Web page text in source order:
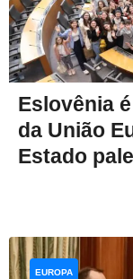
Eslovênia
da União
Estado
EUROPA